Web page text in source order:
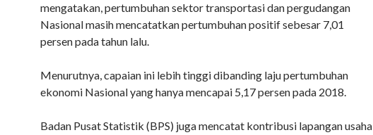
mengatakan, pertumbuhan sektor transportasi dan pergudangan
Nasional masih mencatatkan pertumbuhan positif sebesar 7,01
persen pada tahun lalu.
Menurutnya, capaian ini lebih tinggi dibanding laju pertumbuhan
ekonomi Nasional yang hanya mencapai 5,17 persen pada 2018.
Badan Pusat Statistik (BPS) juga mencatat kontribusi lapangan usaha